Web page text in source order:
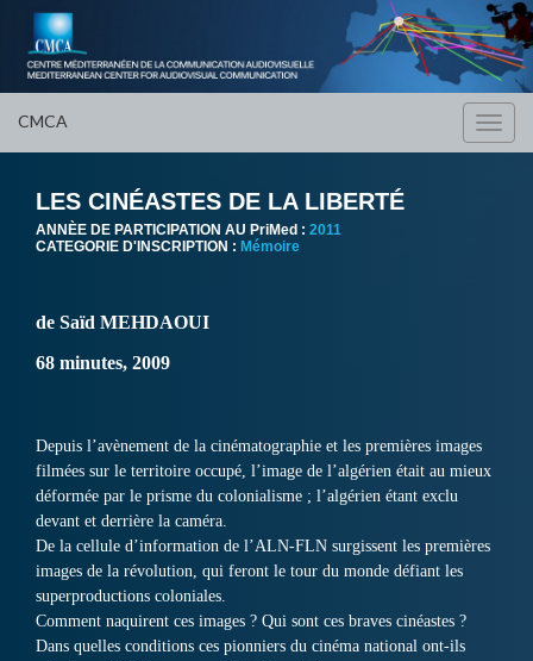
CMCA
LES CINÉASTES DE LA LIBERTÉ
ANNÈE DE PARTICIPATION AU PriMed : 2011
CATEGORIE D'INSCRIPTION : Mémoire
de Saïd MEHDAOUI
68 minutes, 2009
Depuis l’avènement de la cinématographie et les premières images
filmées sur le territoire occupé, l’image de l’algérien était au mieux
déformée par le prisme du colonialisme ; l’algérien étant exclu
devant et derrière la caméra.
De la cellule d’information de l’ALN-FLN surgissent les premières
images de la révolution, qui feront le tour du monde défiant les
superproductions coloniales.
Comment naquirent ces images ? Qui sont ces braves cinéastes ?
Dans quelles conditions ces pionniers du cinéma national ont-ils